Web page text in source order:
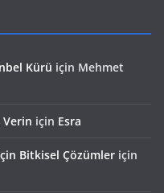
Kürü için Mehmet
için Esra
Bitkisel Çözümler için